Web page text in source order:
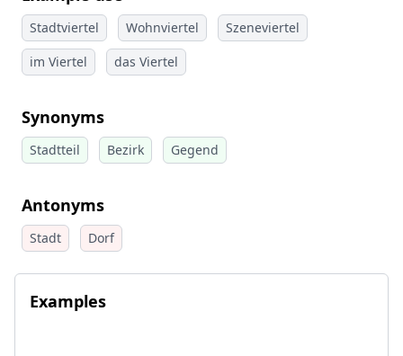
Stadtviertel Wohnviertel
Szeneviertel
im Viertel
das Viertel
Synonyms
Stadtteil Bezirk Gegend
Antonyms
Stadt Dorf
Examples